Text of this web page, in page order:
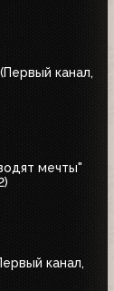
канал,
мечты"
канал,